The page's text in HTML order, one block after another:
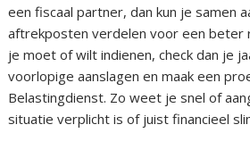
een fiscaal partner, dan kun je samen
aftrekposten verdelen voor een beter
je moet of wilt indienen, check dan je
voorlopige aanslagen en maak een
Belastingdienst. Zo weet je snel of
situatie verplicht is of juist financieel